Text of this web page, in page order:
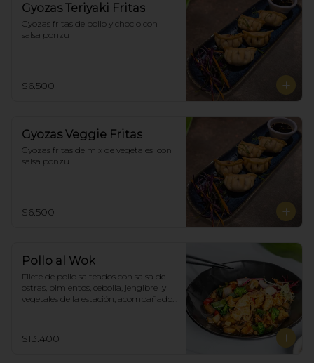
Gyozas Teriyaki Fritas
Gyozas fritas de pollo y choclo con
salsa ponzu
$6.500
Gyozas Veggie Fritas
Gyozas fritas de mix de vegetales  con
salsa ponzu
$6.500
Pollo al Wok
Filete de pollo salteados con salsa de
ostras, pimientos, cebolla, jengibre  y
vegetales de la estación, acompañado
$13.400